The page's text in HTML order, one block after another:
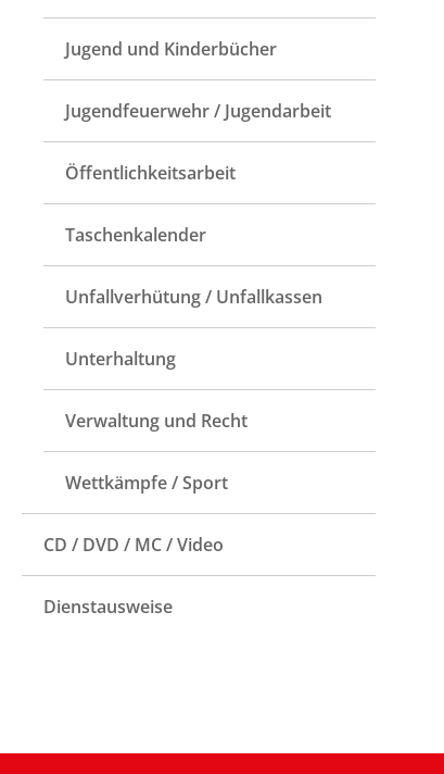
Jugend und Kinderbücher
Jugendfeuerwehr / Jugendarbeit
Öffentlichkeitsarbeit
Taschenkalender
Unfallverhütung / Unfallkassen
Unterhaltung
Verwaltung und Recht
Wettkämpfe / Sport
CD / DVD / MC / Video
Dienstausweise